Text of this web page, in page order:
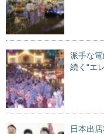
派手な
続く“エ
日本出